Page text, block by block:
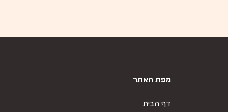
מפת האתר
דף הבית